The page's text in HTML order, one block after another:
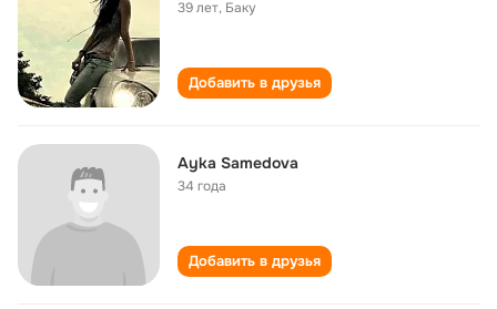
39 лет, Баку
Добавить в друзья
Ayka Samedova
34 года
Добавить в друзья